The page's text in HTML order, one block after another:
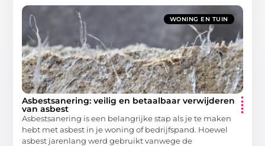
WONING EN TUIN
Asbestsanering: veilig en betaalbaar verwijderen
van asbest
Asbestsanering is een belangrijke stap als je te maken
hebt met asbest in je woning of bedrijfspand. Hoewel
asbest jarenlang werd gebruikt vanwege de